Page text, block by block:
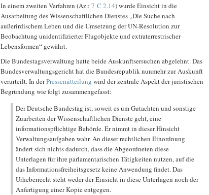
In einem zweiten Verfahren (Az.: 7 C 2.14) wurde Einsicht in die
Ausarbeitung des Wissenschaftlichen Dienstes „Die Suche nach
außerirdischem Leben und die Umsetzung der UN-Resolution zur
Beobachtung unidentifizierter Flugobjekte und extraterrestrischer
Lebensformen“ gewährt.
Die Bundestagsverwaltung hatte beide Auskunftsersuchen abgelehnt. Das
Bundesverwaltungsgericht hat die Bundesrepublik nunmehr zur Auskunft
verurteilt. In derPressemitteilung wird der zentrale Aspekt der juristischen
Begründung wie folgt zusammengefasst:
Der Deutsche Bundestag ist, soweit es um Gutachten und sonstige
Zuarbeiten der Wissenschaftlichen Dienste geht, eine
informationspflichtige Behörde. Er nimmt in dieser Hinsicht
Verwaltungsaufgaben wahr. An dieser rechtlichen Einordnung
ändert sich nichts dadurch, dass die Abgeordneten diese
Unterlagen für ihre parlamentarischen Tätigkeiten nutzen, auf die
das Informationsfreiheitsgesetz keine Anwendung findet. Das
Urheberrecht steht weder der Einsicht in diese Unterlagen noch der
Anfertigung einer Kopie entgegen.